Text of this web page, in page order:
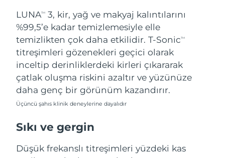
LUNATM
3, kir, yağ ve makyaj kalıntılarını
%99,5’e kadar temizlemesiyle elle
temizlikten çok daha etkilidir. T-SonicTM
titreşimleri gözenekleri geçici olarak
inceltip derinliklerdeki kirleri çıkararak
çatlak oluşma riskini azaltır ve yüzünüze
daha genç bir görünüm kazandırır.
Üçüncü şahıs klinik deneylerine dayalıdır
Sıkı ve gergin
Düşük frekanslı titreşimleri yüzdeki kas
Umman
13/08/2026
Filipinler
Tahmini teslim tarihi
13/08/2026
Polonya
Tahmini teslim tarihi
11/08/2026
Portekiz
Tahmini teslim tarihi
Porto Riko